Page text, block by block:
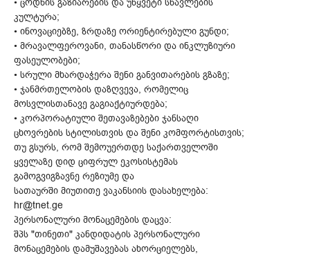
კულტურა;
• ინოვაციებზე, ზრდაზე ორიენტირებული გუნდი;
• მრავალფეროვანი, თანასწორი და ინკლუზიური
ფასეულობები;
• სრული მხარდაჭერა შენი განვითარების გზაზე;
• ჯანმრთელობის დაზღვევა, რომელიც
მოსვლისთანავე გაგიაქტიურდება;
• კორპორატიული შეთავაზებები ჯანსაღი
ცხოვრების სტილისთვის და შენი კომფორტისთვის;
თუ გსურს, რომ შემოუერთდე საქართველოში
ყველაზე დიდ ციფრულ ეკოსისტემას
გამოგვიგზავნე რეზიუმე და
სათაურში მიუთითე ვაკანსიის დასახელება:
hr@tnet.ge
პერსონალური მონაცემების დაცვა:
შპს "თინეთი" კანდიდატის პერსონალური
მონაცემების დამუშავებას ახორციელებს,